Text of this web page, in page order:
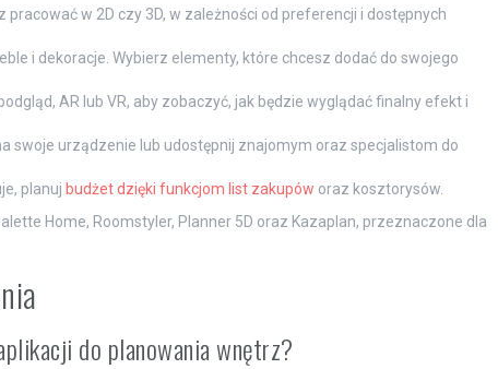
pracować w 2D czy 3D, w zależności od preferencji i dostępnych
i dekoracje. Wybierz elementy, które chcesz dodać do swojego
AR lub VR, aby zobaczyć, jak będzie wyglądać finalny efekt i
swoje urządzenie lub udostępnij znajomym oraz specjalistom do
planuj budżet dzięki funkcjom list zakupów oraz kosztorysów.
Home, Roomstyler, Planner 5D oraz Kazaplan, przeznaczone dla
do planowania wnętrz?